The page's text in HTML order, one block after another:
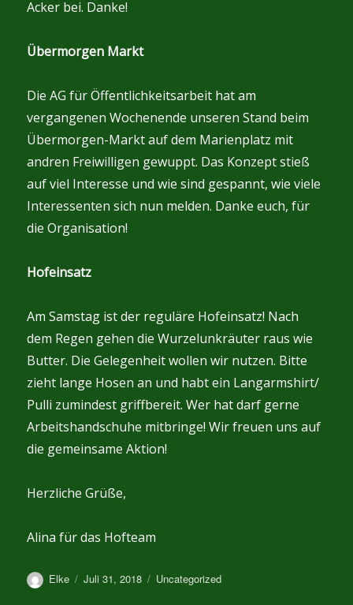
Acker bei. Danke!
Übermorgen Markt
Die AG für Öffentlichkeitsarbeit hat am
vergangenen Wochenende unseren Stand beim
Übermorgen-Markt auf dem Marienplatz mit
andren Freiwilligen gewuppt. Das Konzept stieß
auf viel Interesse und wie sind gespannt, wie viele
Interessenten sich nun melden. Danke euch, für
die Organisation!
Hofeinsatz
Am Samstag ist der reguläre Hofeinsatz! Nach
dem Regen gehen die Wurzelunkräuter raus wie
Butter. Die Gelegenheit wollen wir nutzen. Bitte
zieht lange Hosen an und habt ein Langarmshirt/
Pulli zumindest griffbereit. Wer hat darf gerne
Arbeitshandschuhe mitbringe! Wir freuen uns auf
die gemeinsame Aktion!
Herzliche Grüße,
Alina für das Hofteam
Autor
Elke
Veröffentlicht
Juli 31, 2018 Kategorien
Uncategorized